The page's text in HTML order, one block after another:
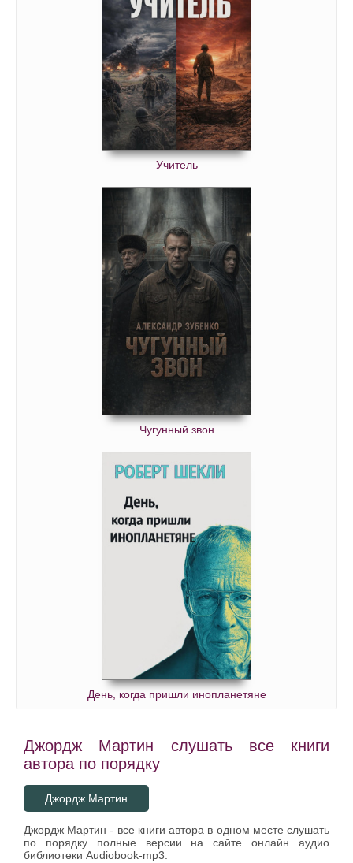
Учитель
Чугунный звон
День, когда пришли инопланетяне
Джордж Мартин слушать все книги
автора по порядку
Джордж Мартин
Джордж Мартин - все книги автора в одном месте слушать
по порядку полные версии на сайте онлайн аудио
библиотеки Audiobook-mp3.